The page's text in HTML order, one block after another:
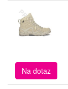
Na dotaz